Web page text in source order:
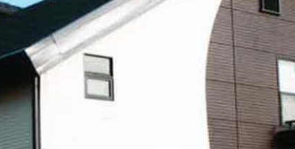
SUSTAINA SYSTEM
グリーンループBMK